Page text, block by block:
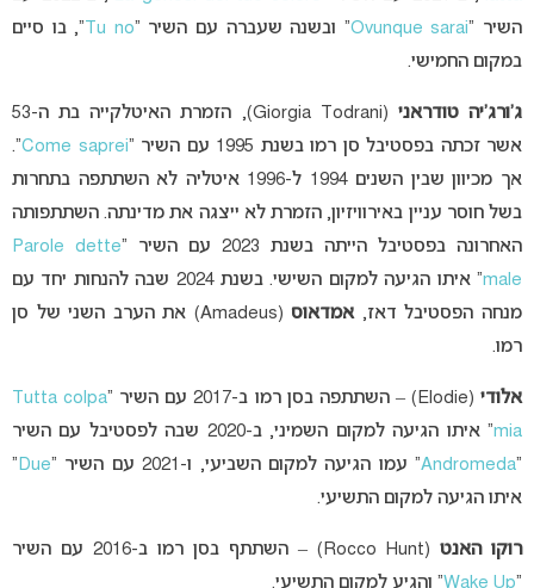
השיר “Ovunque sarai” ובשנה שעברה עם השיר “Tu no “, בו סיים
במקום החמישי.
ג’ורג’יה טודראני
(Giorgia Todrani), הזמרת האיטלקייה בת ה-53
אשר זכתה בפסטיבל סן רמו בשנת 1995 עם השיר “
Come saprei
“.
אך מכיוון שבין השנים 1994 ל-1996 איטליה לא השתתפה בתחרות
בשל חוסר עניין באירוויזיון, הזמרת לא ייצגה את מדינתה. השתתפותה
האחרונה בפסטיבל הייתה בשנת 2023 עם השיר “
Parole dette
male
” איתו הגיעה למקום השישי. בשנת 2024 שבה להנחות יחד עם
מנחה הפסטיבל דאז,אמדאוס
(Amadeus) את הערב השני של סן
רמו.
אלודי(Elodie) – השתתפה בסן רמו ב-2017 עם השיר “
Tutta colpa
mia
” איתו הגיעה למקום השמיני, ב-2020 שבה לפסטיבל עם השיר
“
Andromeda” עמו הגיעה למקום השביעי, ו-2021 עם השיר “ Due
”
איתו הגיעה למקום התשיעי.
רוקו האנט
(Rocco Hunt) – השתתף בסן רמו ב-2016 עם השיר
“
Wake Up” והגיע למקום התשיעי.